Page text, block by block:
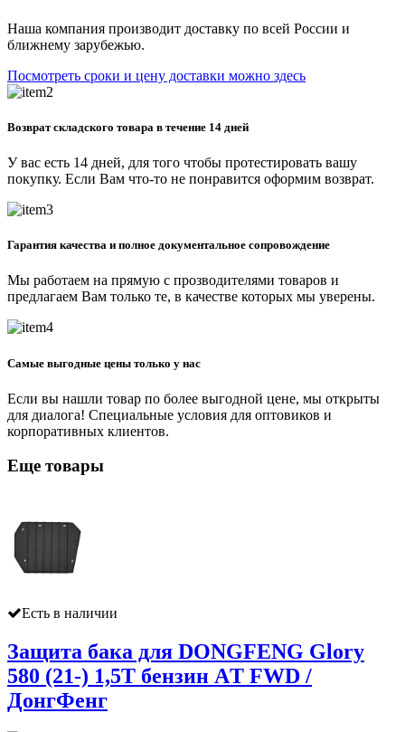
Наша компания производит доставку по всей России и
ближнему зарубежью.
Посмотреть сроки и цену доставки можно здесь
Возврат складского товара в течение 14 дней
У вас есть 14 дней, для того чтобы протестировать вашу
покупку. Если Вам что-то не понравится оформим возврат.
Гарантия качества и полное документальное сопровождение
Мы работаем на прямую с прозводителями товаров и
предлагаем Вам только те, в качестве которых мы уверены.
Самые выгодные цены только у нас
Если вы нашли товар по более выгодной цене, мы открыты
для диалога! Специальные условия для оптовиков и
корпоративных клиентов.
Еще товары
Есть в наличии
Защита бака для DONGFENG Glory
580 (21-) 1,5T бензин AТ FWD /
ДонгФенг